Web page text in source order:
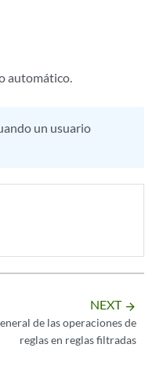
automático.
un usuario
NEXT arrow_forward
de las operaciones de
reglas en reglas filtradas